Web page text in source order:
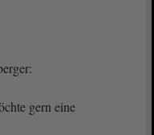
gern eine